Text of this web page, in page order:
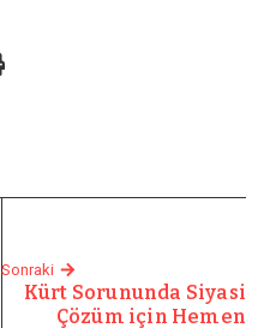
Sonraki
Kürt Sorununda Siyasi
Çözüm için Hemen